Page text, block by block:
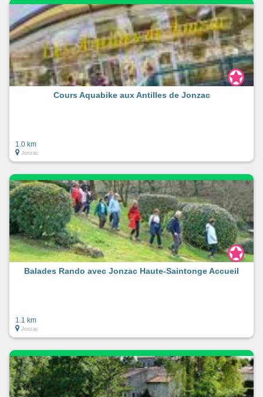
Cours Aquabike aux Antilles de Jonzac
1.0 km
Jonzac
Balades Rando avec Jonzac Haute-Saintonge Accueil
1.1 km
Jonzac